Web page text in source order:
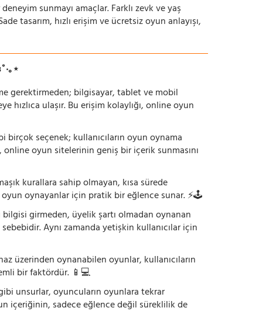
sunmayı amaçlar. Farklı zevk ve yaş
tasarım, hızlı erişim ve ücretsiz oyun anlayışı,
｡⋆
gerektirmeden; bilgisayar, tablet ve mobil
ulaşır. Bu erişim kolaylığı, online oyun
seçenek; kullanıcıların oyun oynama
oyun sitelerinin geniş bir içerik sunmasını
kurallara sahip olmayan, kısa sürede
oynayanlar için pratik bir eğlence sunar. ⚡🕹️
girmeden, üyelik şartı olmadan oynanan
Aynı zamanda yetişkin kullanıcılar için
üzerinden oynanabilen oyunlar, kullanıcıların
bir faktördür. 📱💻
unsurlar, oyuncuların oyunlara tekrar
içeriğinin, sadece eğlence değil süreklilik de